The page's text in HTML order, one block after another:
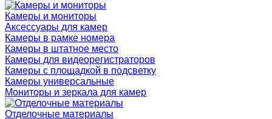
Камеры и мониторы
Аксессуары для камер
Камеры в рамке номера
Камеры в штатное место
Камеры для видеорегистраторов
Камеры с площадкой в подсветку
Камеры универсальные
Мониторы и зеркала для камер
Отделочные материалы